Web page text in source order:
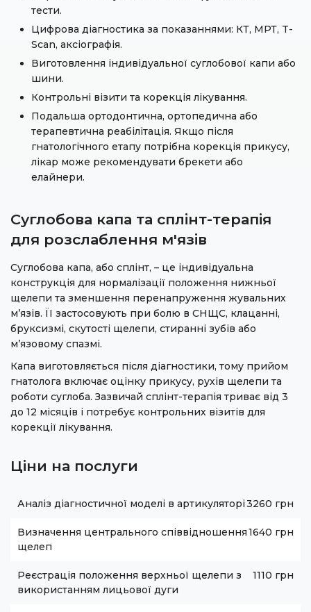
тести.
Цифрова діагностика за показаннями: КТ, МРТ, T-
Scan, аксіографія.
Виготовлення індивідуальної суглобової капи або
шини.
Контрольні візити та корекція лікування.
Подальша ортодонтична, ортопедична або
терапевтична реабілітація. Якщо після
гнатологічного етапу потрібна корекція прикусу,
лікар може рекомендувати брекети або
елайнери.
Суглобова капа та сплінт-терапія
для розслаблення м'язів
Суглобова капа, або сплінт, – це індивідуальна
конструкція для нормалізації положення нижньої
щелепи та зменшення перенапруження жувальних
м’язів. Її застосовують при болю в СНЩС, клацанні,
бруксизмі, скутості щелепи, стиранні зубів або
м’язовому спазмі.
Капа виготовляється після діагностики, тому прийом
гнатолога включає оцінку прикусу, рухів щелепи та
роботи суглоба. Зазвичай сплінт-терапія триває від 3
до 12 місяців і потребує контрольних візитів для
корекції лікування.
Ціни на послуги
Аналіз діагностичної моделі в артикуляторі3260 грн
Визначення центрального співвідношення
щелеп
1640 грн
Реєстрація положення верхньої щелепи з
використанням лицьової дуги
1110 грн